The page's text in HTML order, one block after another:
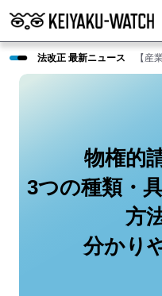
法改正 最新ニュース 【産
物権的
3つの種類・
方
分かり